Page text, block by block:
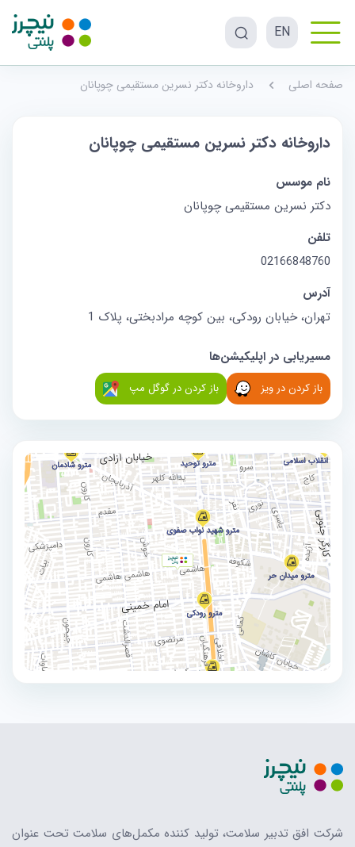
EN
صفحه اصلی داروخانه دکتر نسرین مستقیمی چوپانان
داروخانه دکتر نسرین مستقیمی چوپانان
نام موسس
دکتر نسرین مستقیمی چوپانان
تلفن
02166848760
آدرس
تهران، خیابان رودکی، بین کوچه مرادبختی، پلاک 1
مسیریابی در اپلیکیشن‌ها
باز کردن در ویز باز کردن در گوگل مپ
شرکت افق تدبیر سلامت، تولید کننده مکمل‌های سلامت تحت عنوان